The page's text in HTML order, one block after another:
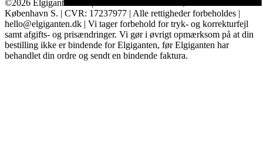
©2026 Elgiganten A/S | Arne Jacobsens Allé 16, 2. - 2300
København S. | CVR: 17237977 | Alle rettigheder forbeholdes |
hello@elgiganten.dk | Vi tager forbehold for tryk- og korrekturfejl
samt afgifts- og prisændringer. Vi gør i øvrigt opmærksom på at din
bestilling ikke er bindende for Elgiganten, før Elgiganten har
behandlet din ordre og sendt en bindende faktura.